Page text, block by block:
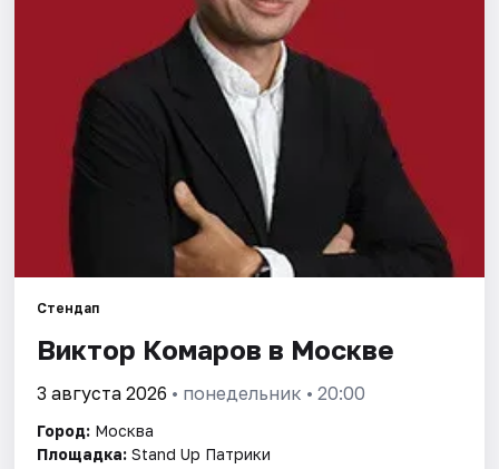
Города
Площадки
Стендап
Виктор Комаров в Москве
3 августа 2026 • понедельник • 20:00
Город: Москва
Площадка: Stand Up Патрики